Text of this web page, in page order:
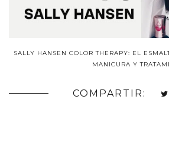
SALLY HANSEN COLOR THERAPY: EL
MANICURA Y
COMPARTIR: